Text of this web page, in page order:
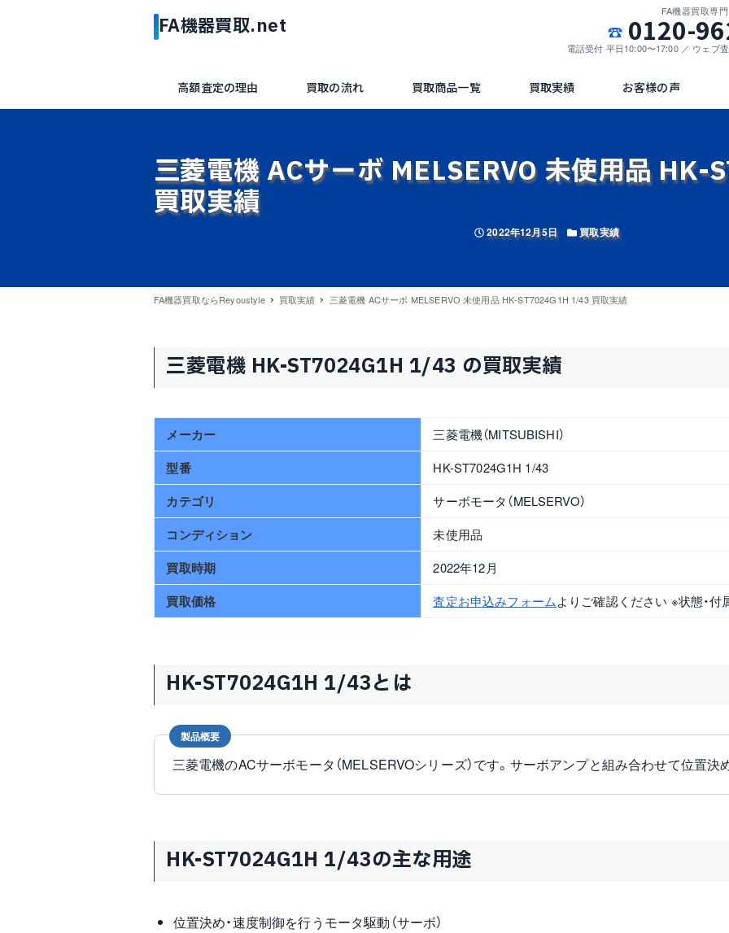
FA機器買取専
0120-
電話受付 平日10:00〜17:00 ／ ウェブ
高額査定の理由 買取の流れ 買取商品一覧 買取実績 お客様の声
三菱電機 ACサーボ MELSERVO 未使用品
買取実績
投稿日
2022年12月5日 カテゴリー
買取実績
FA機器買取ならReyoustyle 買取実績 三菱電機 ACサーボ MELSERVO 未使用品 HK-ST7024G1H 1/43 買取実績
三菱電機 HK-ST7024G1H 1/43 の買取実績
メーカー 三菱電機（MITSUBISHI）
型番 HK-ST7024G1H 1/43
カテゴリ サーボモータ（MELSERVO）
コンディション 未使用品
買取時期 2022年12月
買取価格 査定お申込みフォームよりご確認ください ※状態・付
HK-ST7024G1H 1/43とは
製品概要
三菱電機のACサーボモータ（MELSERVOシリーズ）です。サーボアンプと組み合わせて位置決
HK-ST7024G1H 1/43の主な用途
位置決め・速度制御を行うモータ駆動（サーボ）